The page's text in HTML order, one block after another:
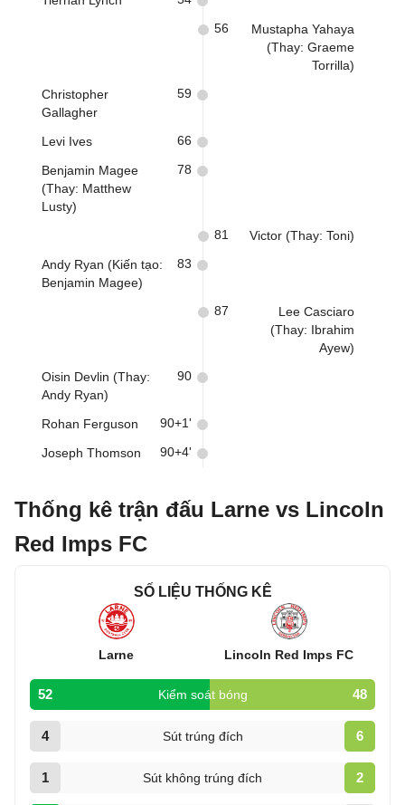
Mustapha Yahaya
(Thay: Graeme
Torrilla)
56
Christopher
Gallagher
59
Levi Ives 66
Benjamin Magee
(Thay: Matthew
Lusty)
78
Victor (Thay: Toni)
81
Andy Ryan (Kiến tạo:
Benjamin Magee)
83
Lee Casciaro
(Thay: Ibrahim
Ayew)
87
Oisin Devlin (Thay:
Andy Ryan)
90
Rohan Ferguson 90+1'
Joseph Thomson 90+4'
Thống kê trận đấu Larne vs Lincoln
Red Imps FC
SỐ LIỆU THỐNG KÊ
Larne Lincoln Red Imps FC
52 Kiểm soát bóng 48
4 Sút trúng đích 6
1 Sút không trúng đích 2